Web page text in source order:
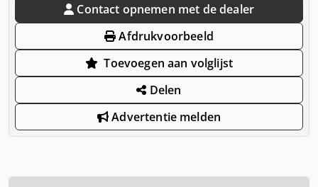
Contact opnemen met de dealer
Afdrukvoorbeeld
Toevoegen aan volglijst
Delen
Advertentie melden